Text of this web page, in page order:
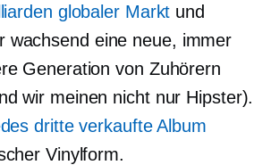
globaler Markt und
wachsend eine neue, immer
Generation von Zuhörern
wir meinen nicht nur Hipster).
dritte verkaufte Album
Vinylform.